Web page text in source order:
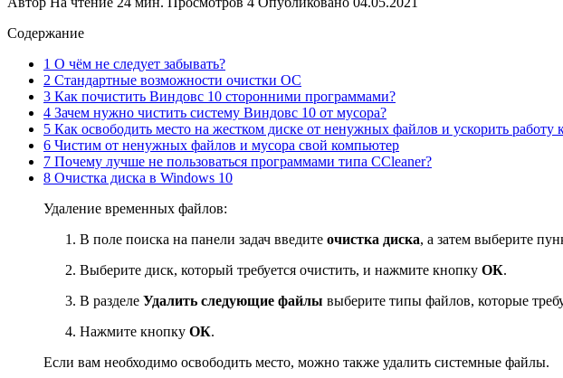
Содержание
1 О чём не следует забывать?
2 Стандартные возможности очистки ОС
3 Как почистить Виндовс 10 сторонними программами?
4 Зачем нужно чистить систему Виндовс 10 от мусора?
5 Как освободить место на жестком диске от ненужных файлов и ускорить работу
6 Чистим от ненужных файлов и мусора свой компьютер
7 Почему лучше не пользоваться программами типа CCleaner?
8 Очистка диска в Windows 10
Удаление временных файлов:
В поле поиска на панели задач введите очистка диска, а затем выберите
Выберите диск, который требуется очистить, и нажмите кнопку ОК.
В разделе Удалить следующие файлы выберите типы файлов, которые
Нажмите кнопку ОК.
Если вам необходимо освободить место, можно также удалить системные файлы.